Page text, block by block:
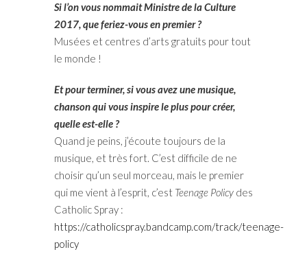
Si l’on vous nommait Ministre de la Culture
2017, que feriez-vous en premier ?
Musées et centres d’arts gratuits pour tout
le monde !
Et pour terminer, si vous avez une musique,
chanson qui vous inspire le plus pour créer,
quelle est-elle ?
Quand je peins, j’écoute toujours de la
musique, et très fort. C’est difficile de ne
choisir qu’un seul morceau, mais le premier
qui me vient à l’esprit, c’est Teenage Policy des
Catholic Spray :
https://catholicspray.bandcamp.com/track/teenage-
policy